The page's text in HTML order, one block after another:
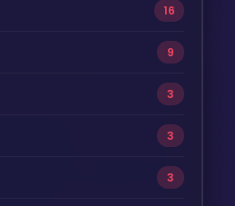
16
9
3
3
3